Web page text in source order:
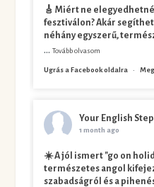
🎸 Miért ne
fesztiválon? Akár
néhány egyszerű,
...Tovább olvasom
Ugrás a Facebook oldalra ·
Your English
1 month ago
☀️ A jól ismert "go on
természetes angol
szabadságról és a